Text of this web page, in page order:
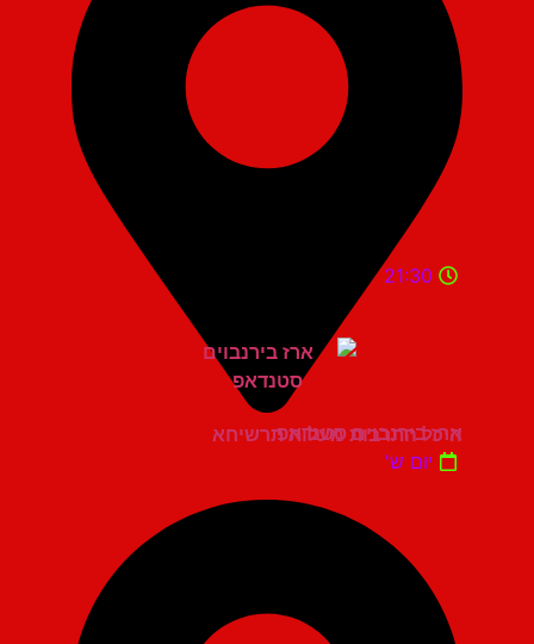
היכל התרבות מעלות תרשיחא
21:30
ארז בירנבוים סטנדאפ
יום ש'